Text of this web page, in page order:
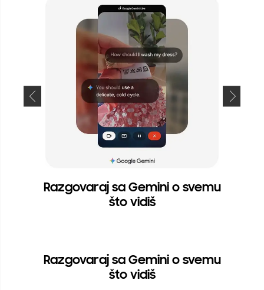
Razgovaraj sa Gemini o svemu
što vidiš
Razgovaraj sa Gemini o svemu
što vidiš